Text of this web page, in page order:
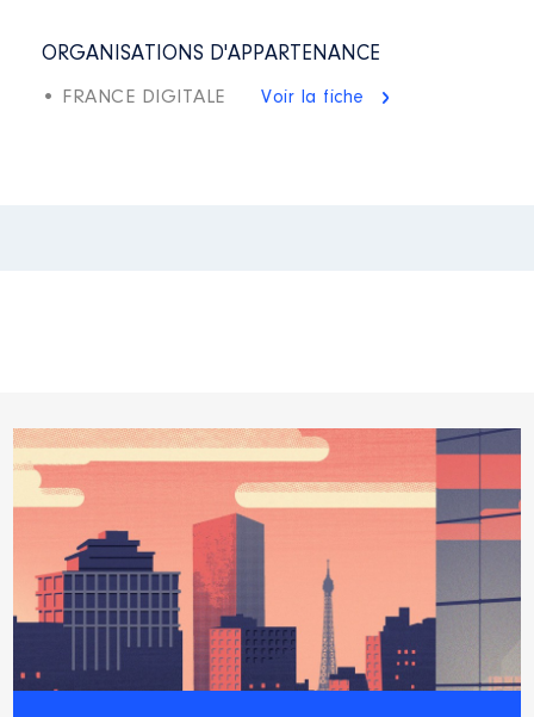
ORGANISATIONS D'APPARTENANCE
• FRANCE DIGITALE Voir la fiche